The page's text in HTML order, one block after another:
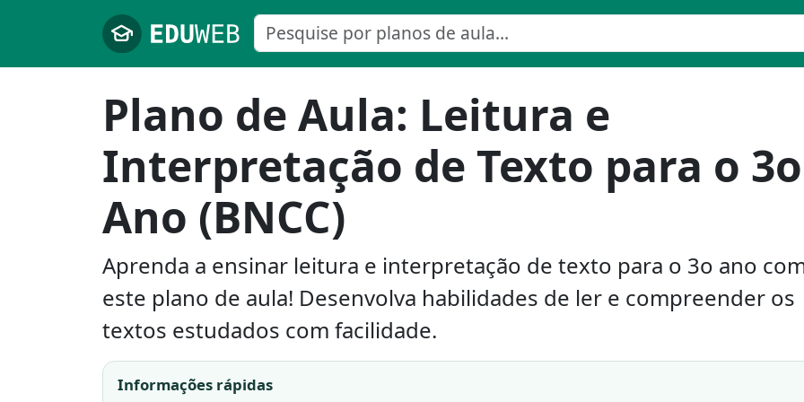
Pular para o conteúdo principal
Plano de Aula: Leitura e
Interpretação de Texto para o 3o
Ano (BNCC)
Aprenda a ensinar leitura e interpretação de texto para o 3o ano
este plano de aula! Desenvolva habilidades de ler e compreender os
textos estudados com facilidade.
Informações rápidas